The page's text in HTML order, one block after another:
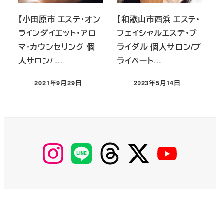
【小田原市 エステ・オン
ラインダイエット・アロ
マ・カウンセリング 個
人サロン/ …
投稿日
2021年9月29日
【和歌山市西浜 エステ・
フェイシャルエステ・ブ
ライダル 個人サロン/プ
ライベート…
投稿日
2023年5月14日
【Instagram】
MyKOBAKO
【LINE】 【threads】 【Twitter】